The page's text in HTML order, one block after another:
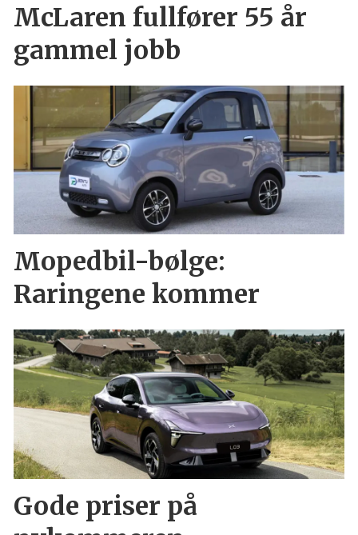
McLaren fullfører 55 år
gammel jobb
Mopedbil-bølge:
Raringene kommer
Gode priser på